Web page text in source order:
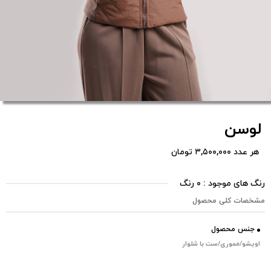
لوسن
هر عدد ۳,۵۰۰,۰۰۰ تومان
رنگ های موجود : ۰ رنگ
مشخصات کلی محصول
جنس محصول
اویشو/مموری/ست با شلوار